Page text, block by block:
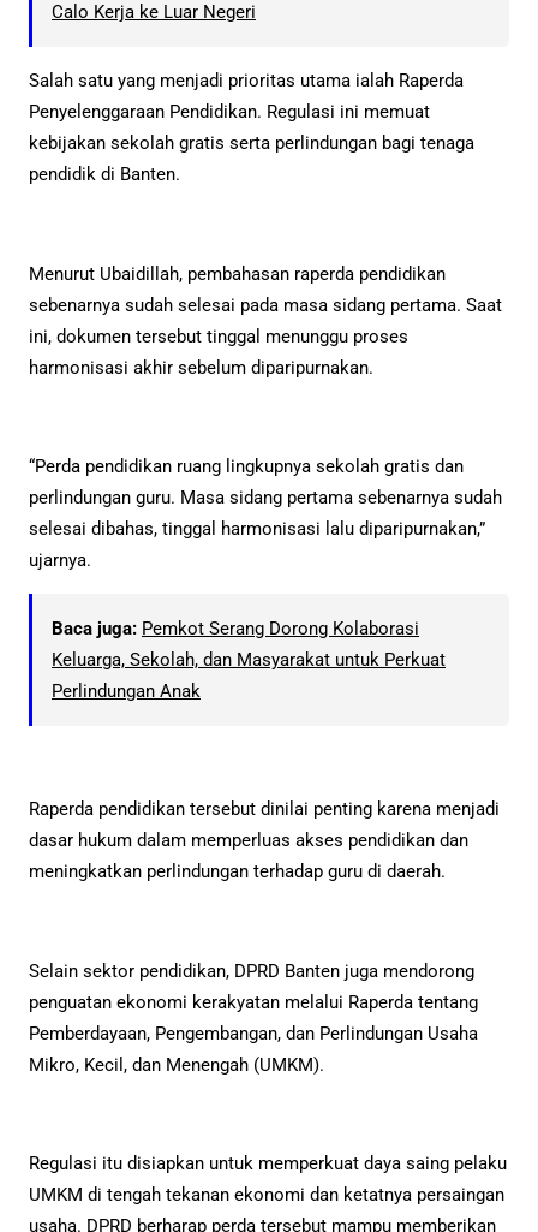
Calo Kerja ke Luar Negeri
Salah satu yang menjadi prioritas utama ialah Raperda
Penyelenggaraan Pendidikan. Regulasi ini memuat
kebijakan sekolah gratis serta perlindungan bagi tenaga
pendidik di Banten.
Menurut Ubaidillah, pembahasan raperda pendidikan
sebenarnya sudah selesai pada masa sidang pertama. Saat
ini, dokumen tersebut tinggal menunggu proses
harmonisasi akhir sebelum diparipurnakan.
“Perda pendidikan ruang lingkupnya sekolah gratis dan
perlindungan guru. Masa sidang pertama sebenarnya sudah
selesai dibahas, tinggal harmonisasi lalu diparipurnakan,”
ujarnya.
Baca juga: Pemkot Serang Dorong Kolaborasi
Keluarga, Sekolah, dan Masyarakat untuk Perkuat
Perlindungan Anak
Raperda pendidikan tersebut dinilai penting karena menjadi
dasar hukum dalam memperluas akses pendidikan dan
meningkatkan perlindungan terhadap guru di daerah.
Selain sektor pendidikan, DPRD Banten juga mendorong
penguatan ekonomi kerakyatan melalui Raperda tentang
Pemberdayaan, Pengembangan, dan Perlindungan Usaha
Mikro, Kecil, dan Menengah (UMKM).
Regulasi itu disiapkan untuk memperkuat daya saing pelaku
UMKM di tengah tekanan ekonomi dan ketatnya persaingan
usaha. DPRD berharap perda tersebut mampu memberikan